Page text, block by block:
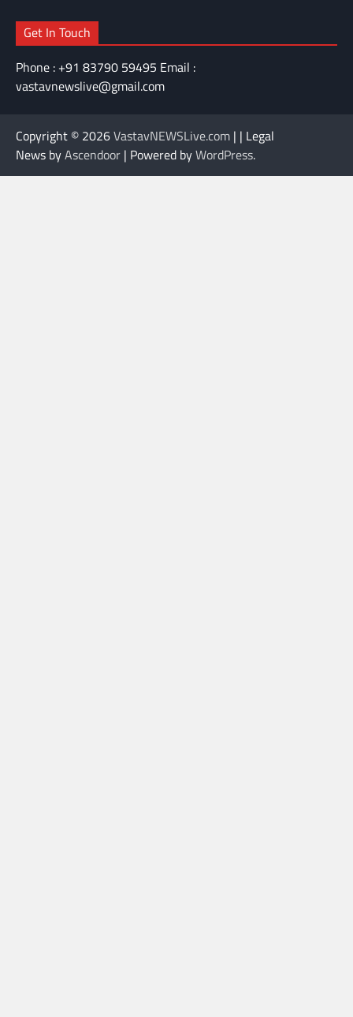
Get In Touch
Phone : +91 83790 59495 Email :
vastavnewslive@gmail.com
Copyright © 2026VastavNEWSLive.com | | Legal
News byAscendoor | Powered byWordPress.